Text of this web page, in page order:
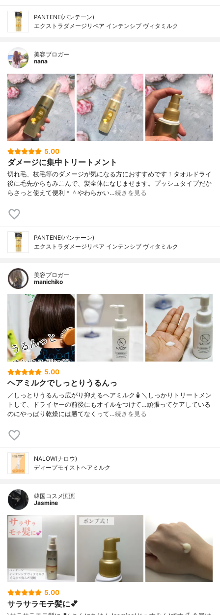
PANTENE(パンテーン)
エクストラダメージリペア インテンシブ ヴィタミルク
美容ブロガー
nana
5.00
ダメージに集中トリートメント
切れ毛、枝毛等のダメージが気になる方におすすめです！タオルドライ
後に毛先からもみこんで、髪全体になじませます。プッシュタイプだか
らさっと使えて便利＾＾やわらかい…続きを見る
PANTENE(パンテーン)
エクストラダメージリペア インテンシブ ヴィタミルク
美容ブロガー
manichiko
5.00
ヘアミルクでしっとりうるんっ
／しっとりうるんっ広がり抑えるヘアミルク🧴＼しっかりトリートメン
トして、ドライヤーの前後にもオイルをつけて…頑張ってケアしている
のにやっぱり乾燥には勝てなくって…続きを見る
NALOW(ナロウ)
ディープモイストヘアミルク
韓国コスメ🇰🇷
Jasmine
5.00
サラサラモテ髪に💕